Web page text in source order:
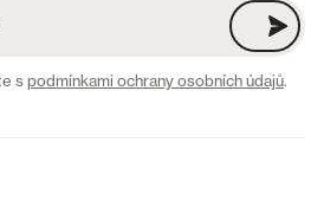
spodmínkami ochrany osobních údajů.